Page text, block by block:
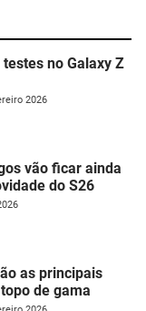
no Galaxy Z
2026
vão ficar ainda
do S26
as principais
de gama